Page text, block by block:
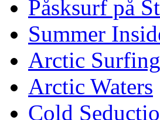
Påsksurf på
Summer
Arctic
Arctic Waters
Cold